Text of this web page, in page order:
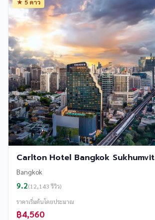
★ 5 ดาว
Carlton Hotel Bangkok Sukhumvit
Bangkok
9.2(12,143 รีวิว)
ราคาเริ่มต้นโดยประมาณ
฿4,560